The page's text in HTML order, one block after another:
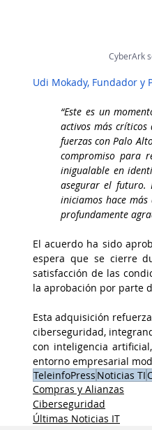
CyberArk
Udi Mokady, Fundador y
“Este es un
activos más
fuerzas con Palo
compromiso para
inigualable en
asegurar el futuro.
iniciamos hace
profundamente
El acuerdo ha sido
espera que se cierre
satisfacción de las
la aprobación por parte
Esta adquisición
ciberseguridad,
con inteligencia
entorno empresarial
TeleinfoPress Noticias TI
Compras y Alianzas
Ciberseguridad
Últimas Noticias IT